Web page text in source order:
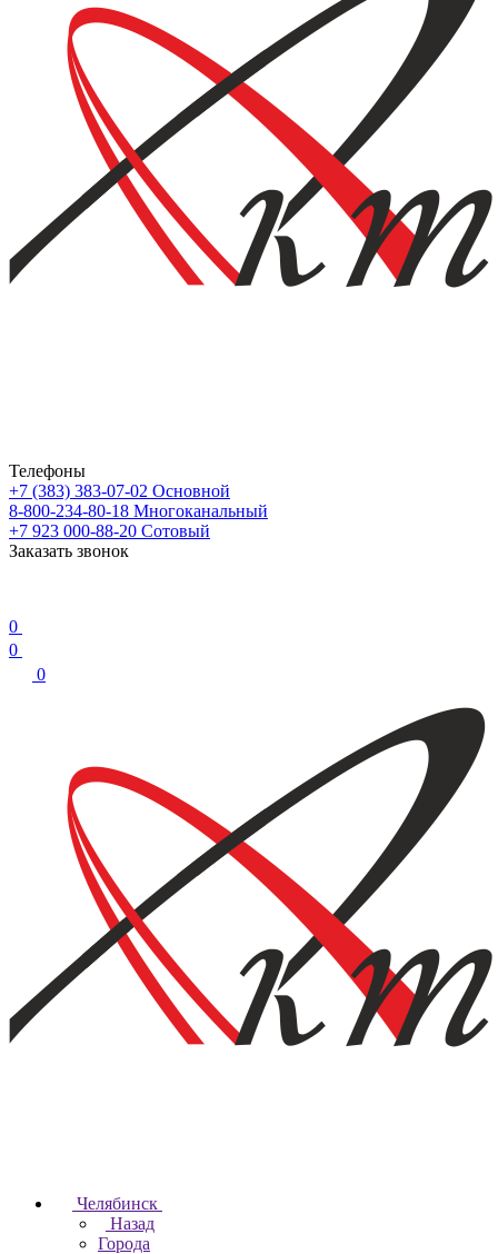
Телефоны
+7 (383) 383-07-02 Основной
8-800-234-80-18 Многоканальный
+7 923 000-88-20 Сотовый
Заказать звонок
0
0
0
Челябинск
Назад
Города